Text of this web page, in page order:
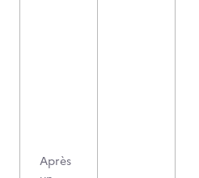
Après